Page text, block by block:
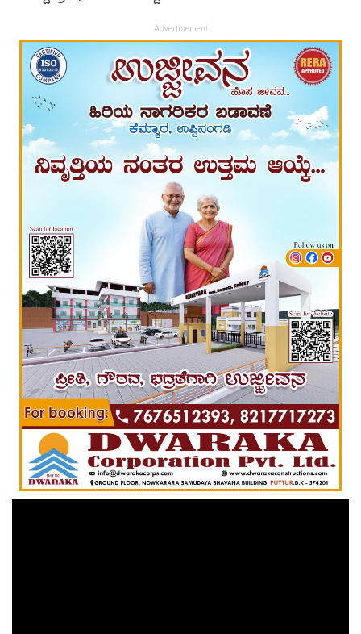
Advertisement